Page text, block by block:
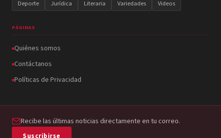
Deporte
Jurídica Literaria Variedades Videos
PÁGINAS
Quiénes somos
Contáctanos
Políticas de Privacidad
Recibe las últimas noticias directamente en tu correo.
Suscribirse